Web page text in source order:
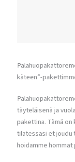
käteen”-
täyteläisenä ja
pakettina. Tämä
tilatessasi et joudu
hoidamme